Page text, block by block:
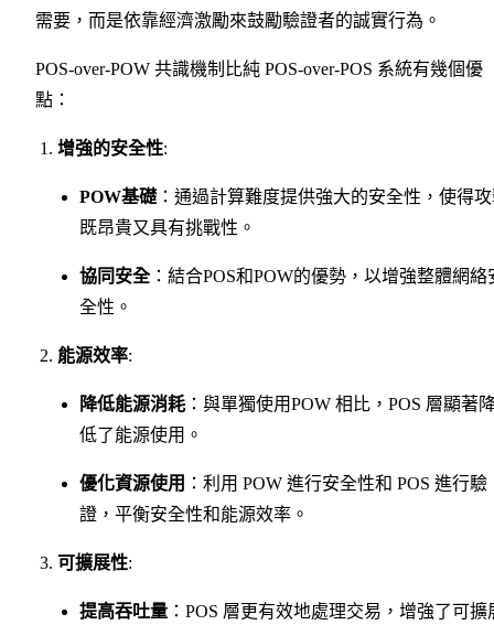
需要，而是依靠經濟激勵來鼓勵驗證者的誠實行為。
POS-over-POW 共識機制比純 POS-over-POS 系統有幾個優
點：
增強的安全性:
POW基礎 ：通過計算難度提供強大的安全性，使得
既昂貴又具有挑戰性。
協同安全：結合POS和POW的優勢，以增強整體網絡
全性。
能源效率:
降低能源消耗 ：與單獨使用POW 相比，POS 層顯著
低了能源使用。
優化資源使用 ：利用 POW 進行安全性和 POS 進行驗
證，平衡安全性和能源效率。
可擴展性:
提高吞吐量 ：POS 層更有效地處理交易，增強了可擴